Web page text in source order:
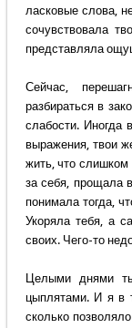
ласковые слова,
сочувствовала
представляла
Сейчас,
разбираться в
слабости. Иногда
выражения, твои
жить, что слишком
за себя, прощала
понимала тогда,
Укоряла тебя, а
своих. Чего-то
Целыми днями
цыплятами. И я в
сколько